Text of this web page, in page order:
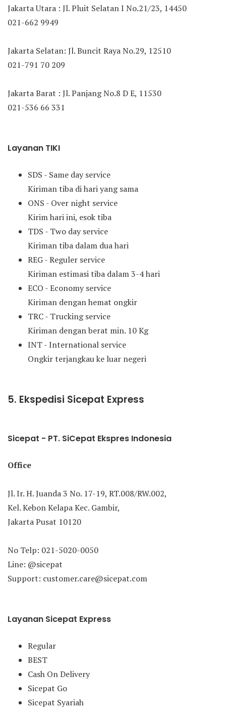
Jakarta Utara : Jl. Pluit Selatan I No.21/23, 14450
021-662 9949
Jakarta Selatan: Jl. Buncit Raya No.29, 12510
021-791 70 209
Jakarta Barat : Jl. Panjang No.8 D E, 11530
021-536 66 331
Layanan TIKI
SDS - Same day service
Kiriman tiba di hari yang sama
ONS - Over night service
Kirim hari ini, esok tiba
TDS - Two day service
Kiriman tiba dalam dua hari
REG - Reguler service
Kiriman estimasi tiba dalam 3-4 hari
ECO - Economy service
Kiriman dengan hemat ongkir
TRC - Trucking service
Kiriman dengan berat min. 10 Kg
INT - International service
Ongkir terjangkau ke luar negeri
5. Ekspedisi Sicepat Express
Sicepat - PT. SiCepat Ekspres Indonesia
Office
Jl. Ir. H. Juanda 3 No. 17-19, RT.008/RW.002,
Kel. Kebon Kelapa Kec. Gambir,
Jakarta Pusat 10120
No Telp: 021-5020-0050
Line: @sicepat
Support: customer.care@sicepat.com
Layanan Sicepat Express
Regular
BEST
Cash On Delivery
Sicepat Go
Sicepat Syariah